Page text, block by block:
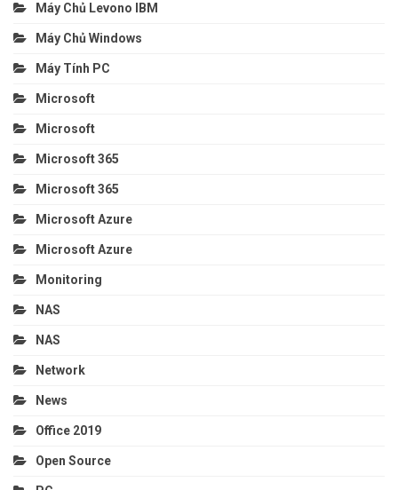
Máy Chủ Levono IBM
Máy Chủ Windows
Máy Tính PC
Microsoft
Microsoft
Microsoft 365
Microsoft 365
Microsoft Azure
Microsoft Azure
Monitoring
NAS
NAS
Network
News
Office 2019
Open Source